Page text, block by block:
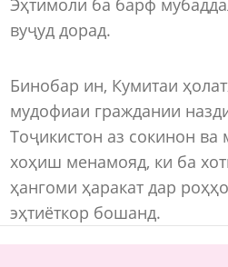
вуҷуд дорад.
Бинобар ин, Кумитаи
мудофиаи граждании
Тоҷикистон аз сокинон
хоҳиш менамояд, ки ба
ҳангоми ҳаракат дар
эҳтиёткор бошанд.